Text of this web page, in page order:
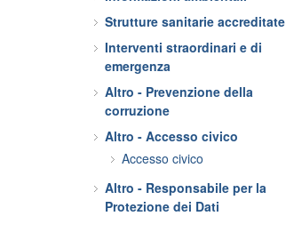
Strutture sanitarie accreditate
Interventi straordinari e di
emergenza
Altro - Prevenzione della
corruzione
Altro - Accesso civico
Accesso civico
Altro - Responsabile per la
Protezione dei Dati